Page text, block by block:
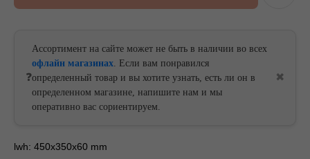
❓
Ассортимент на сайте может не быть в наличии во всех
офлайн магазинах . Если вам понравился
определенный товар и вы хотите узнать, есть ли он в
определенном магазине, напишите нам и мы
оперативно вас сориентируем.
✖
lwh: 450x350x60 mm